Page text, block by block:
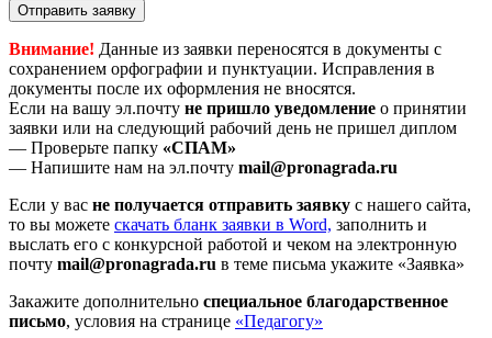
Отправить заявку
Внимание! Данные из заявки переносятся в документы с
сохранением орфографии и пунктуации. Исправления в
документы после их оформления не вносятся.
Если на вашу эл.почту не пришло уведомление о принятии
заявки или на следующий рабочий день не пришел диплом
— Проверьте папку «СПАМ»
— Напишите нам на эл.почту mail@pronagrada.ru
Если у вас не получается отправить заявку с нашего сайта,
то вы можете cкачать бланк заявки в Word, заполнить и
выслать его с конкурсной работой и чеком на электронную
почту mail@pronagrada.ru в теме письма укажите «Заявка»
Закажите дополнительно специальное благодарственное
письмо, условия на странице «Педагогу»